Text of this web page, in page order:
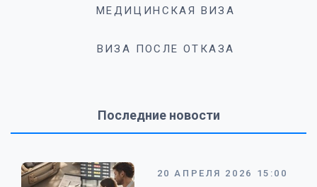
МЕДИЦИНСКАЯ ВИЗА
ВИЗА ПОСЛЕ ОТКАЗА
Последние новости
20 АПРЕЛЯ 2026 15:00